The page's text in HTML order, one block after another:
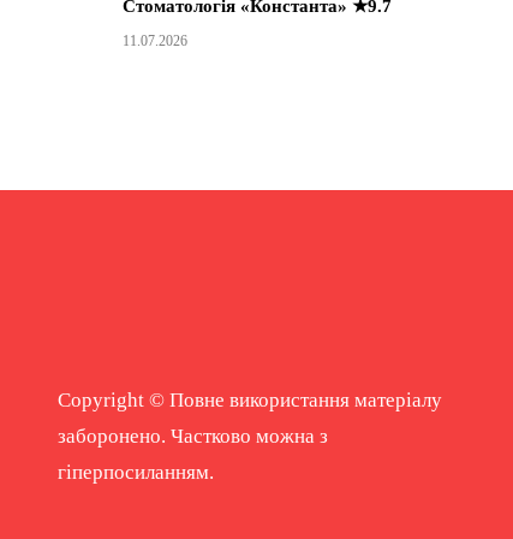
Стоматологія «Константа» ★9.7
11.07.2026
Copyright © Повне використання матеріалу
заборонено. Частково можна з
гіперпосиланням.